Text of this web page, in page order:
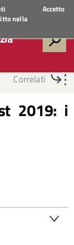
nella
Accetto
Correlati
2019: i